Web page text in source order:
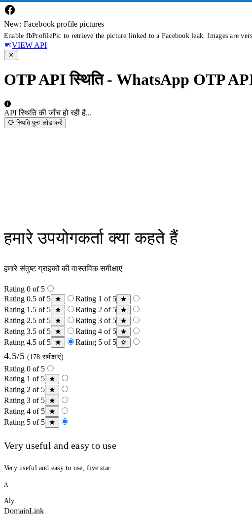
New: Facebook profile pictures
Enable fbProfilePic to retrieve the picture linked to a Facebook leak. Images are
VIEW API
OTP API स्थिति - WhatsApp OTP
API स्थिति की जाँच हो रही है...
स्थिति पुनः लोड करें
हमारे उपयोगकर्ता क्या कहते हैं
हमारे संतुष्ट ग्राहकों की वास्तविक समीक्षाएं
Rating 0 of 5
Rating 0.5 of 5
Rating 1 of 5
Rating 1.5 of 5
Rating 2 of 5
Rating 2.5 of 5
Rating 3 of 5
Rating 3.5 of 5
Rating 4 of 5
Rating 4.5 of 5
Rating 5 of 5
4.5/5 (178 समीक्षाएं)
Rating 0 of 5
Rating 1 of 5
Rating 2 of 5
Rating 3 of 5
Rating 4 of 5
Rating 5 of 5
Very useful and easy to use
Very useful and easy to use, five star
A
Aly
DomainLink